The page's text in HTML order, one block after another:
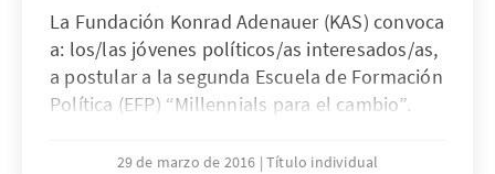
La Fundación Konrad Adenauer (KAS) convoca
a: los/las jóvenes políticos/as interesados/as,
a postular a la segunda Escuela de Formación
Política (EFP) “Millennials para el cambio”.
29 de marzo de 2016 Título individual